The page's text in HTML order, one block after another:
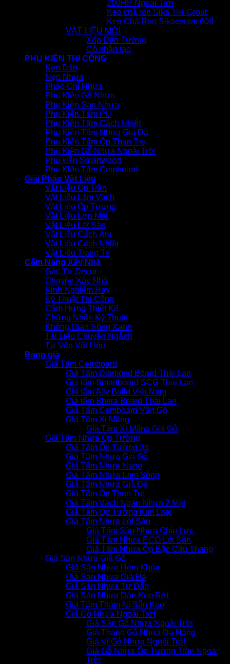
200HP Ngoài Trời
Keo chà ron Sika Tile Grout
Keo Chà Ron Sikaceram 608
VẬT LIỆU MỚI
Xốp Dán Tường
Cỏ nhân tạo
PHỤ KIỆN THI CÔNG
Keo Dán
Nẹp Nhựa
Phào Chỉ Nhựa
Phụ Kiện Gỗ Nhựa
Phụ Kiện Sàn Nhựa
Phụ Kiện Tấm PU
Phụ Kiện Tấm Cách Nhiệt
Phụ Kiện Tấm Nhựa Giả Đá
Phụ Kiện Tấm Ốp Than Tre
Phụ Kiện Gỗ Nhựa Ngoài Trời
Phụ kiện Smartwood
Phụ Kiện Tấm Cemboard
Giải Pháp Vật Liệu
Vật Liệu Ốp Trần
Vật Liệu Làm Vách
Vật Liệu Ốp Tường
Vật Liệu Lợp Mái
Vật Liệu Lót Sàn
Vật Liệu Cách Âm
Vật Liệu Cách Nhiệt
Vật Liệu Trang Trí
Cẩm Nang Xây Nhà
Góc Tự Decor
Chuyện Xây Nhà
Kinh Nghiệm Hay
Kỹ Thuật Thi Công
Cảm Hứng Thiết Kế
Chứng Nhận Kỹ Thuật
Không Gian Sống Xanh
Tài Liệu Chuyên Ngành
Tư Vấn Vật Liệu
Bảng giá
Giá Tấm Cemboard
Giá Tấm Diamond Board Thái Lan
Giá tấm Smartboard SCG Thái Lan
Giá tấm Ally Build Việt Nam
Giá tấm Shera Board Thái Lan
Giá Tấm Cemboard Vân Gỗ
Giá Tấm Xi Măng
Giá Tấm Xi Măng Giả Gỗ
Giá Tấm Nhựa Ốp Tường
Giá Tấm Ốp Tường 3d
Giá Tấm Nhựa Giả Gỗ
Giá Tấm Nhựa Nano
Giá Tấm Nhựa Lam Sóng
Giá Tấm Nhựa Giả Đá
Giá Tấm Ốp Than Tre
Giá Tấm Vách Ngăn Nhựa 2 Mặt
Giá Tấm Ốp Tường Kim Loại
Giá Tấm Nhựa Lót Sàn
Giá Tấm Sàn Nhựa Chịu Lực
Giá Tấm Nhựa ECO Lót Sàn
Giá Tấm Nhựa Ốp Bậc Cầu Thang
Giá Sàn Nhựa Giả Gỗ
Giá Sàn Nhựa Hèm Khóa
Giá Sàn Nhựa Giả Đá
Giá Sàn Nhựa Tự Dán
Giá Sàn Nhựa Dán Keo Rời
Giá Tấm Thảm Nỉ Sẵn Keo
Giá Gỗ Nhựa Ngoài Trời
Giá Sàn Gỗ Nhựa Ngoài Trời
Giá Thanh Gỗ Nhựa Đa Năng
Giá Vỉ Gỗ Nhựa Ngoài Trời
Giá Gỗ Nhựa Ốp Tường Trần Ngoài
Trời